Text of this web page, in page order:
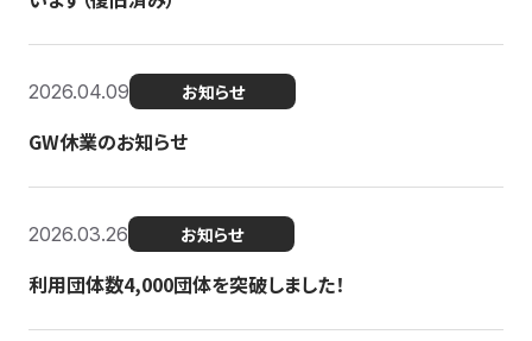
2026.04.09 お知らせ
GW休業のお知らせ
2026.03.26 お知らせ
利用団体数4,000団体を突破しました！